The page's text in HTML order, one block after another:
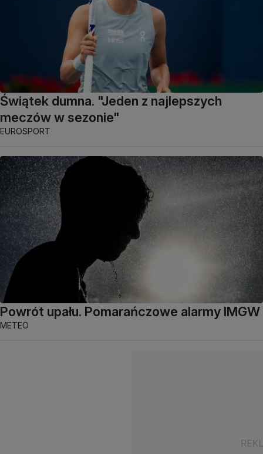
Świątek dumna. "Jeden z najlepszych
meczów w sezonie"
EUROSPORT
Powrót upału. Pomarańczowe alarmy IMGW
METEO